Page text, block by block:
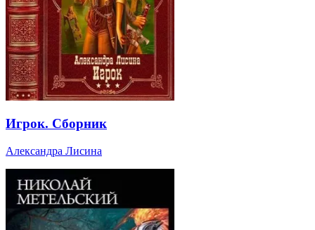
Игрок. Сборник
Александра Лисина